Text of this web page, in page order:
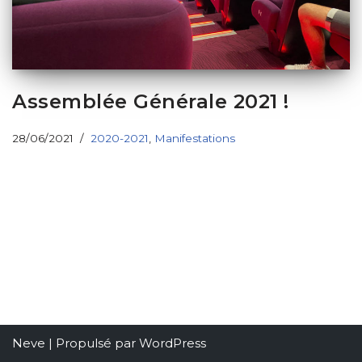
Assemblée Générale 2021 !
28/06/2021 2020-2021 Manifestations
Neve | Propulsé par WordPress